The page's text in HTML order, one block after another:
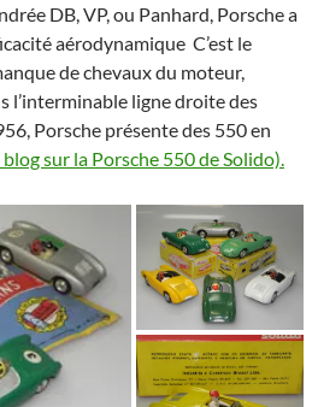
DB, VP, ou Panhard, Porsche a
aérodynamique C’est le
de chevaux du moteur,
l’interminable ligne droite des
Porsche présente des 550 en
sur la Porsche 550 de Solido).